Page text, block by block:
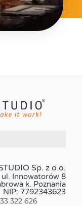
Sp. z o.o.
ul. Innowatorów 8
k. Poznania
NIP: 7792343623
322 626